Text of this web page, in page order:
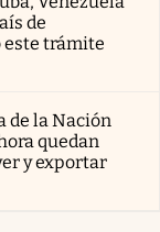
de
este trámite
de la Nación
quedan
y exportar